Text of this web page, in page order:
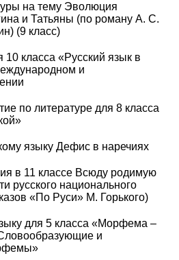
на тему Эволюция
и Татьяны (по роману А. С.
(9 класс)
10 класса «Русский язык в
и
по литературе для 8 класса
языку Дефис в наречиях
в 11 классе Всюду родимую
русского национального
«По Руси» М. Горького)
для 5 класса «Морфема –
и